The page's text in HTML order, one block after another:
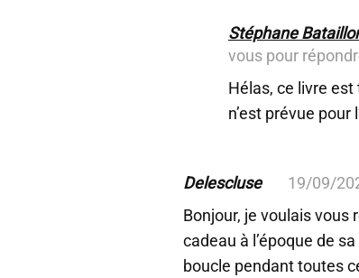
Stéphane
vous pour
Hélas, ce livre
n’est prévue pour
Delescluse 19/09/
Bonjour, je voulais vous
cadeau à l’époque de
boucle pendant toutes